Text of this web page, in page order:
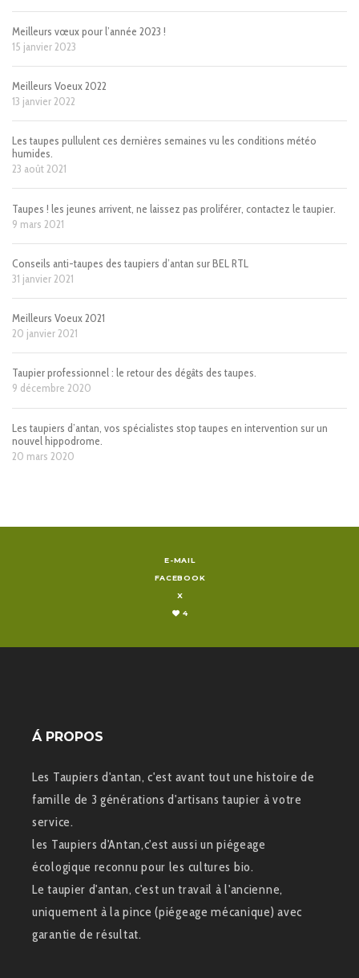
Meilleurs vœux pour l’année 2023 !
15 janvier 2023
Meilleurs Voeux 2022
13 janvier 2022
Les taupes pullulent ces dernières semaines vu les conditions météo
humides.
23 août 2021
Taupes ! les jeunes arrivent, ne laissez pas proliférer, contactez le taupier.
9 mars 2021
Conseils anti-taupes des taupiers d’antan sur BEL RTL
31 janvier 2021
Meilleurs Voeux 2021
20 janvier 2021
Taupier professionnel : le retour des dégâts des taupes.
9 décembre 2020
Les taupiers d’antan, vos spécialistes stop taupes en intervention sur un
nouvel hippodrome.
20 mars 2020
E-MAIL
FACEBOOK
X
4
Á PROPOS
Les Taupiers d'antan, c'est avant tout une histoire de
famille de 3 générations d'artisans taupier à votre
service.
les Taupiers d'Antan,c'est aussi un piégeage
écologique reconnu pour les cultures bio.
Le taupier d'antan, c'est un travail à l'ancienne,
uniquement à la pince (piégeage mécanique) avec
garantie de résultat.